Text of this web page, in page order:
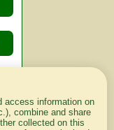
access information on
combine and share
collected on this